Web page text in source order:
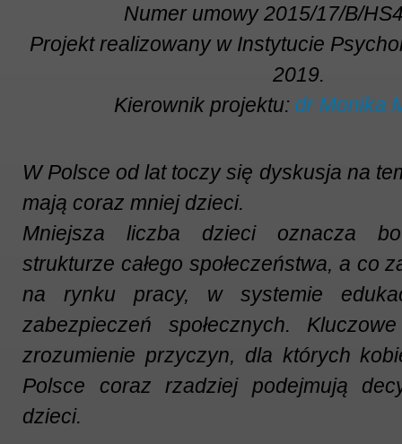
Numer umowy 2015/17/B/
Projekt realizowany w Instytucie
2019.
Kierownik projektu: dr Monika
W Polsce od lat toczy się dyskusja na
mają coraz mniej dzieci.
Mniejsza liczba dzieci oznacza
strukturze całego społeczeństwa, a co
na rynku pracy, w systemie
zabezpieczeń społecznych.
zrozumienie przyczyn, dla których
Polsce coraz rzadziej podejmują
dzieci.